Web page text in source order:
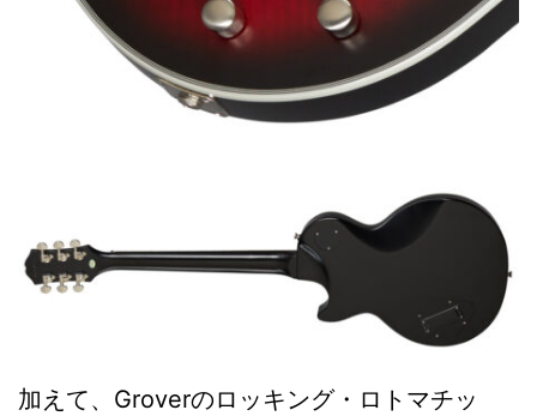
加えて、Groverのロッキング・ロトマチッ